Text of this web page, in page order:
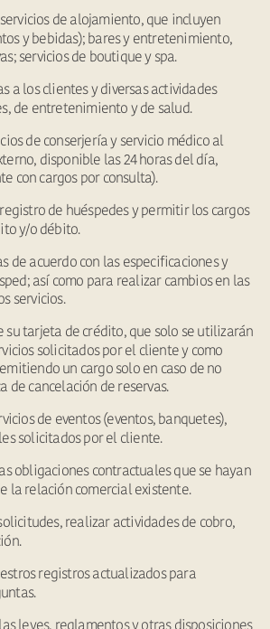
de alojamiento, que incluyen
y bebidas); bares y entretenimiento,
servicios de boutique y spa.
a los clientes y diversas actividades
de entretenimiento y de salud.
de conserjería y servicio médico al
disponible las 24 horas del día,
con cargos por consulta).
de huéspedes y permitir los cargos
y/o débito.
de acuerdo con las especificaciones y
así como para realizar cambios en las
servicios.
su tarjeta de crédito, que solo se utilizarán
solicitados por el cliente y como
un cargo solo en caso de no
de cancelación de reservas.
de eventos (eventos, banquetes),
solicitados por el cliente.
obligaciones contractuales que se hayan
la relación comercial existente.
realizar actividades de cobro,
registros actualizados para